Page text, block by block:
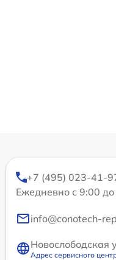
+7 (495) 023-41-
Ежедневно с 9:00
info@conotech-
Новослободская
Адрес сервисного